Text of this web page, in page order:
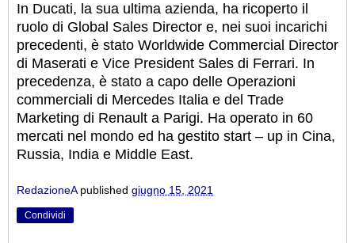
In Ducati, la sua ultima azienda, ha ricoperto il
ruolo di Global Sales Director e, nei suoi incarichi
precedenti, è stato Worldwide Commercial Director
di Maserati e Vice President Sales di Ferrari. In
precedenza, è stato a capo delle Operazioni
commerciali di Mercedes Italia e del Trade
Marketing di Renault a Parigi. Ha operato in 60
mercati nel mondo ed ha gestito start – up in Cina,
Russia, India e Middle East.
RedazioneA published giugno 15, 2021
Condividi